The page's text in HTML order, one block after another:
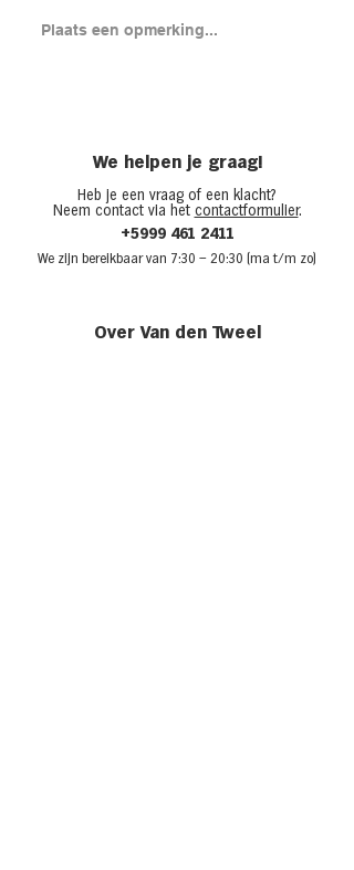
Plaats een opmerking...
We helpen je graag!
Heb je een vraag of een klacht?
Neem contact via het contactformulier.
+5999 461 2411
We zijn bereikbaar van 7:30 – 20:30 (ma t/m zo)
Over Van den Tweel